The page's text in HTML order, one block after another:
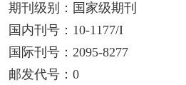
期刊级别：国家级期刊
国内刊号：10-1177/I
国际刊号：2095-8277
邮发代号：0